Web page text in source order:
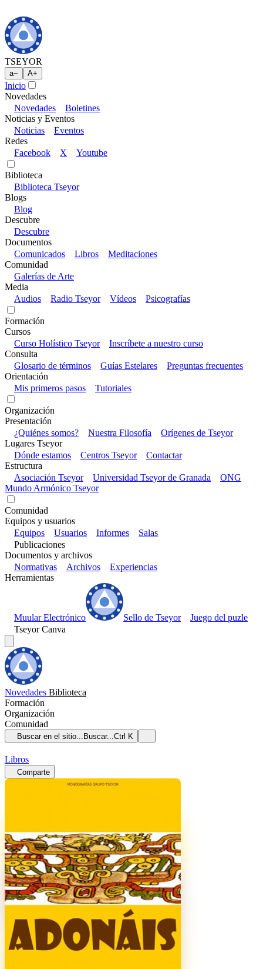
TSEYOR
a− A+
Inicio
Novedades
Novedades
Boletines
Noticias y Eventos
Noticias
Eventos
Redes
Facebook
X Youtube
Biblioteca
Biblioteca Tseyor
Blogs
Blog
Descubre
Descubre
Documentos
Comunicados
Libros
Meditaciones
Comunidad
Galerías de Arte
Media
Audios
Radio Tseyor Vídeos Psicografías
Formación
Cursos
Curso Holístico Tseyor
Inscríbete a nuestro curso
Consulta
Glosario de términos
Guías Estelares
Preguntas frecuentes
Orientación
Mis primeros pasos
Tutoriales
Organización
Presentación
¿Quiénes somos?
Nuestra Filosofía
Orígenes de Tseyor
Lugares Tseyor
Dónde estamos
Centros Tseyor
Contactar
Estructura
Asociación Tseyor
Universidad Tseyor de Granada
ONG
Mundo Armónico Tseyor
Comunidad
Equipos y usuarios
Equipos
Usuarios Informes
Salas
Publicaciones
Documentos y archivos
Normativas
Archivos
Experiencias
Herramientas
Muular Electrónico Sello de Tseyor
Juego del puzle
Tseyor Canva
Novedades Biblioteca
Formación
Organización
Comunidad
Buscar en el sitio... Buscar...Ctrl K
Libros
Comparte